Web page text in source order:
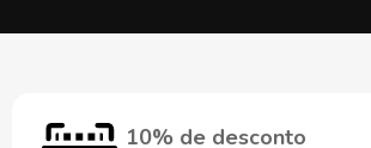
10% de desconto